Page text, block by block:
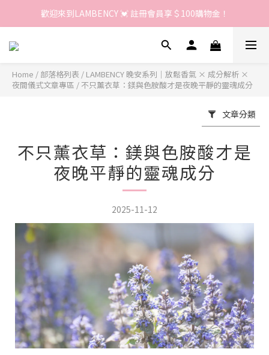
歡迎來到LAMBENCY 💓 註冊會員享＄100購物金！
歡迎來到LAMBENCY 💓 註冊會員享＄100購物金！
加入LINE好友 領優惠卷＄150
Home / 部落格列表 / LAMBENCY 晚安系列｜放鬆香氣 × 成分解析 ×
夜間儀式文章專區 / 不只薰衣草：鎂與色胺酸才是夜晚平靜的靈魂成分
文章分類
不只薰衣草：鎂與色胺酸才是
夜晚平靜的靈魂成分
2025-11-12